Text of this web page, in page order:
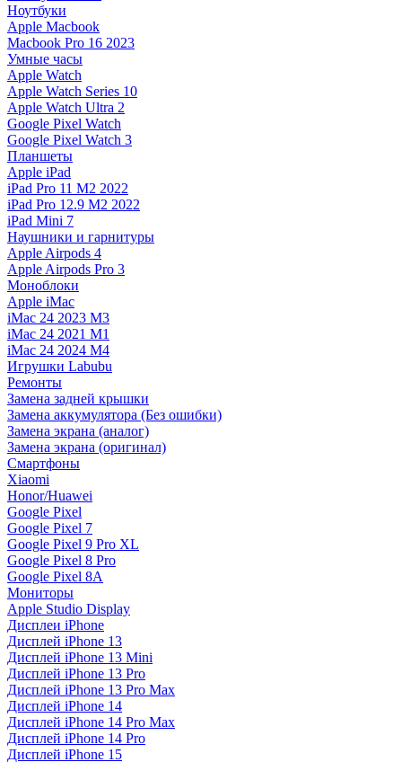
Ноутбуки
Apple Macbook
Macbook Pro 16 2023
Умные часы
Apple Watch
Apple Watch Series 10
Apple Watch Ultra 2
Google Pixel Watch
Google Pixel Watch 3
Планшеты
Apple iPad
iPad Pro 11 M2 2022
iPad Pro 12.9 M2 2022
iPad Mini 7
Наушники и гарнитуры
Apple Airpods 4
Apple Airpods Pro 3
Моноблоки
Apple iMac
iMac 24 2023 M3
iMac 24 2021 M1
iMac 24 2024 M4
Игрушки Labubu
Ремонты
Замена задней крышки
Замена аккумулятора (Без ошибки)
Замена экрана (аналог)
Замена экрана (оригинал)
Смартфоны
Xiaomi
Honor/Huawei
Google Pixel
Google Pixel 7
Google Pixel 9 Pro XL
Google Pixel 8 Pro
Google Pixel 8A
Мониторы
Apple Studio Display
Дисплеи iPhone
Дисплей iPhone 13
Дисплей iPhone 13 Mini
Дисплей iPhone 13 Pro
Дисплей iPhone 13 Pro Max
Дисплей iPhone 14
Дисплей iPhone 14 Pro Max
Дисплей iPhone 14 Pro
Дисплей iPhone 15